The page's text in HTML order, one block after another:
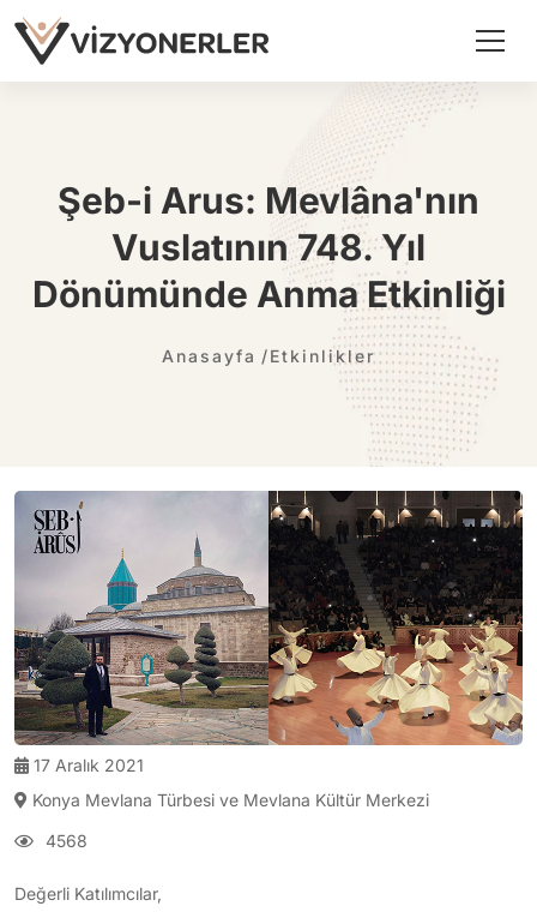
Şeb-i Arus: Mevlâna'nın
Vuslatının 748. Yıl
Dönümünde Anma Etkinliği
Anasayfa Etkinlikler
17 Aralık 2021
Konya Mevlana Türbesi ve Mevlana Kültür Merkezi
4568
Değerli Katılımcılar,